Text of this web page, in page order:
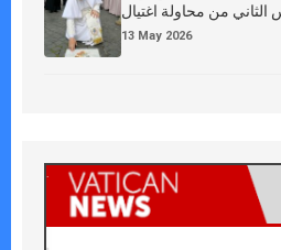
الثاني من محاولة اغتيال
13 May 2026